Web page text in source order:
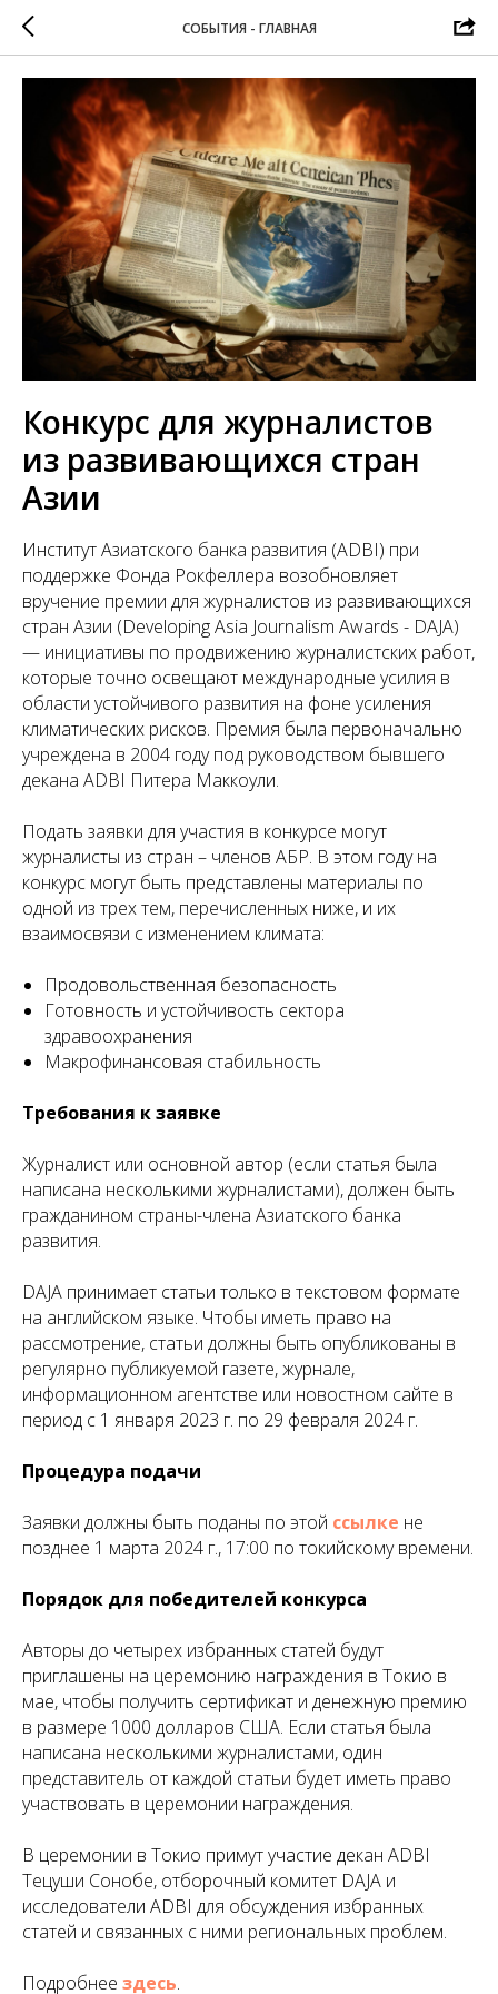
СОБЫТИЯ - ГЛАВНАЯ
Конкурс для журналистов
из развивающихся стран
Азии
Институт Азиатского банка развития (ADBI) при
поддержке Фонда Рокфеллера возобновляет
вручение премии для журналистов из развивающихся
стран Азии (Developing Asia Journalism Awards - DAJA)
— инициативы по продвижению журналистских работ,
которые точно освещают международные усилия в
области устойчивого развития на фоне усиления
климатических рисков. Премия была первоначально
учреждена в 2004 году под руководством бывшего
декана ADBI Питера Маккоули.
Подать заявки для участия в конкурсе могут
журналисты из стран – членов АБР. В этом году на
конкурс могут быть представлены материалы по
одной из трех тем, перечисленных ниже, и их
взаимосвязи с изменением климата:
Продовольственная безопасность
Готовность и устойчивость сектора
здравоохранения
Макрофинансовая стабильность
Требования к заявке
Журналист или основной автор (если статья была
написана несколькими журналистами), должен быть
гражданином страны-члена Азиатского банка
развития.
DAJA принимает статьи только в текстовом формате
на английском языке. Чтобы иметь право на
рассмотрение, статьи должны быть опубликованы в
регулярно публикуемой газете, журнале,
информационном агентстве или новостном сайте в
период с 1 января 2023 г. по 29 февраля 2024 г.
Процедура подачи
Заявки должны быть поданы по этой ссылке не
позднее 1 марта 2024 г., 17:00 по токийскому времени.
Порядок для победителей конкурса
Авторы до четырех избранных статей будут
приглашены на церемонию награждения в Токио в
мае, чтобы получить сертификат и денежную премию
в размере 1000 долларов США. Если статья была
написана несколькими журналистами, один
представитель от каждой статьи будет иметь право
участвовать в церемонии награждения.
В церемонии в Токио примут участие декан ADBI
Тецуши Сонобе, отборочный комитет DAJA и
исследователи ADBI для обсуждения избранных
статей и связанных с ними региональных проблем.
Подробнее здесь.